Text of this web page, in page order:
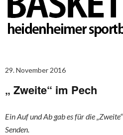
29. November 2016
„ Zweite“ im Pech
Ein Auf und Ab gab es für die
Senden.